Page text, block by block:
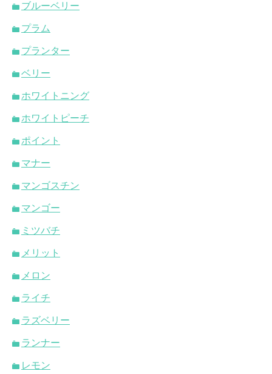
ブルーベリー
プラム
プランター
ベリー
ホワイトニング
ホワイトピーチ
ポイント
マナー
マンゴスチン
マンゴー
ミツバチ
メリット
メロン
ライチ
ラズベリー
ランナー
レモン